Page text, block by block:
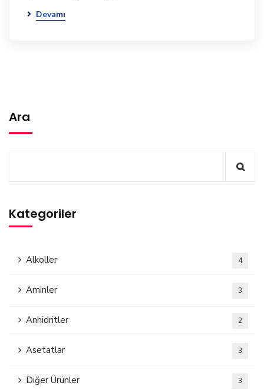
Devamı
Ara
Kategoriler
Alkoller 4
Aminler 3
Anhidritler 2
Asetatlar 3
Diğer Ürünler 3